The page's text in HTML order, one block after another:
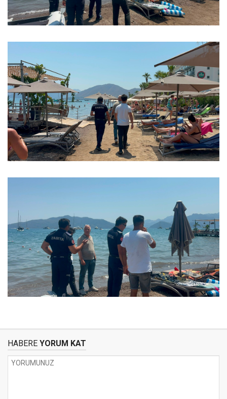
HABERE YORUM KAT